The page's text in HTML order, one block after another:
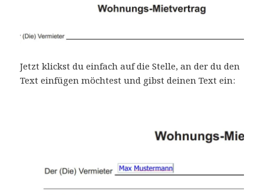
Jetzt klickst du einfach auf die Stelle, an der du den
Text einfügen möchtest und gibst deinen Text ein: